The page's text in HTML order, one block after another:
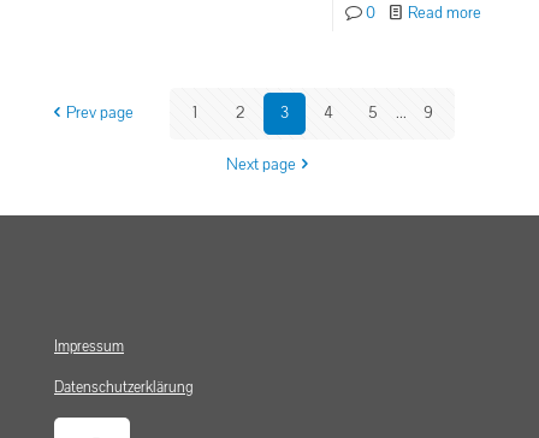
0 Read more
Prev page 1 2 3 4 5 ... 9
Next page
Impressum
Datenschutzerklärung